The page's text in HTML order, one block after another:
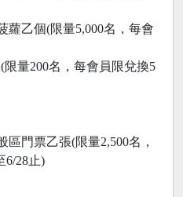
蘿乙個(限量5,000名，每會
量200名，每會員限兌換5
區門票乙張(限量2,500名，
6/28止)